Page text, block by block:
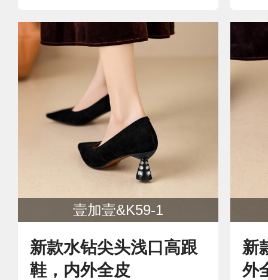
壹加壹&K59-1
新款水钻尖头浅口高跟
鞋，内外全皮
新
外